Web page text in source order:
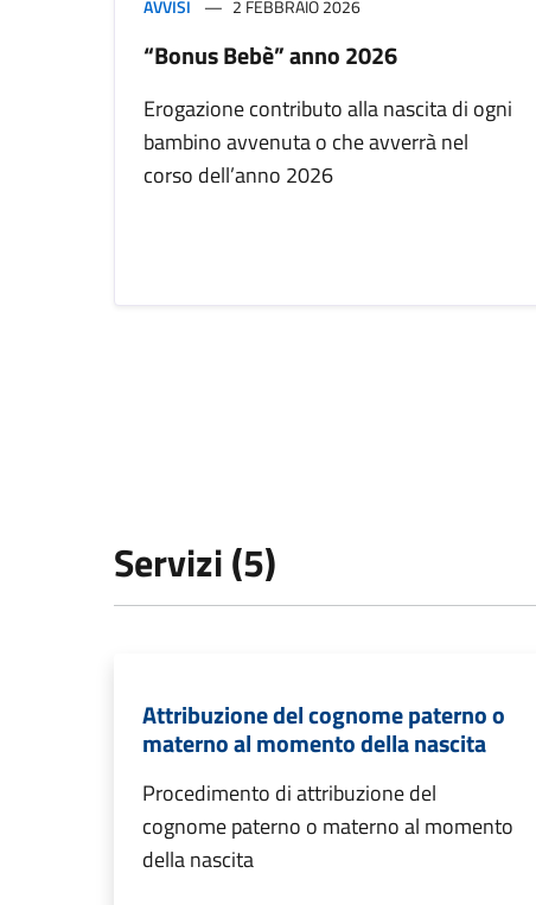
AVVISI 2 FEBBRAIO 2026
“Bonus Bebè” anno 2026
Erogazione contributo alla nascita di ogni
bambino avvenuta o che avverrà nel
corso dell’anno 2026
Servizi (5)
Attribuzione del cognome paterno o
materno al momento della nascita
Procedimento di attribuzione del
cognome paterno o materno al momento
della nascita